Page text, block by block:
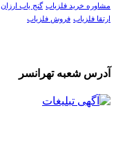
مشاوره خرید فلزیاب گنج یاب ارزان
ارتقا فلزیاب فروش فلزیاب
آدرس شعبه تهرانسر